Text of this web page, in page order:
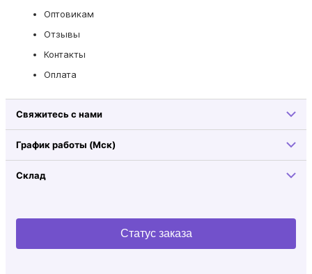
Оптовикам
Отзывы
Контакты
Оплата
Свяжитесь с нами
График работы (Мск)
Склад
Статус заказа